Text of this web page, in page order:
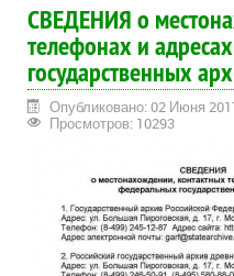
СВЕДЕНИЯ о
телефонах и
государственных
Опубликовано: 02 Июня
Просмотров: 10293